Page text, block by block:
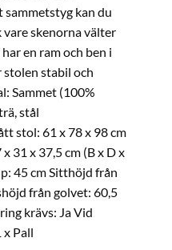
kan du
vare skenorna välter
en ram och ben i
stolen stabil och
Sammet (100%
stål
stol: 61 x 78 x 98 cm
31 x 37,5 cm (B x D x
45 cm Sitthöjd från
från golvet: 60,5
krävs: Ja Vid
x Pall